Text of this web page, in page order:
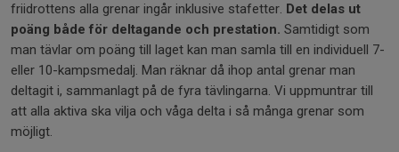
friidrottens alla grenar ingår inklusive stafetter. Det delas ut
poäng både för deltagande och prestation. Samtidigt som
man tävlar om poäng till laget kan man samla till en individuell 7-
eller 10-kampsmedalj. Man räknar då ihop antal grenar man
deltagit i, sammanlagt på de fyra tävlingarna. Vi uppmuntrar till
att alla aktiva ska vilja och våga delta i så många grenar som
möjligt.